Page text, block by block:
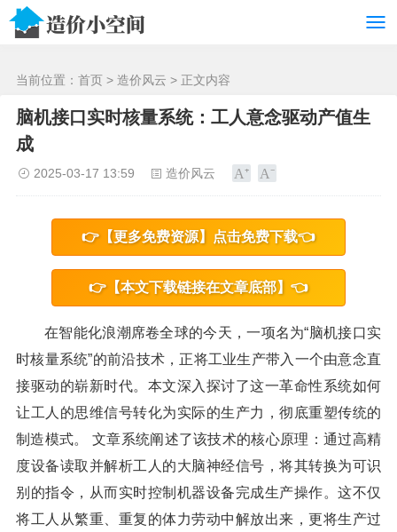
当前位置： 首页 > 造价风云 > 正文内容
脑机接口实时核量系统：工人意念驱动产值生
成
2025-03-17 13:59 造价风云
👉【更多免费资源】点击免费下载👈
👉【本文下载链接在文章底部】👈
在智能化浪潮席卷全球的今天，一项名为“脑机接口实
时核量系统”的前沿技术，正将工业生产带入一个由意念直
接驱动的崭新时代。本文深入探讨了这一革命性系统如何
让工人的思维信号转化为实际的生产力，彻底重塑传统的
制造模式。 文章系统阐述了该技术的核心原理：通过高精
度设备读取并解析工人的大脑神经信号，将其转换为可识
别的指令，从而实时控制机器设备完成生产操作。这不仅
将工人从繁重、重复的体力劳动中解放出来，更将生产过